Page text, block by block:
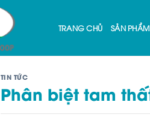
TRANG CHỦ SẢN PHẨM
TIN TỨC
Phân biệt tam